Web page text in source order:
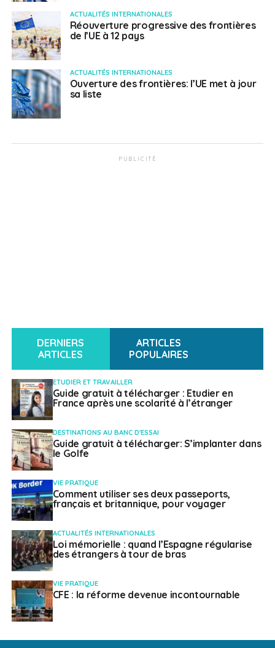
ACTUALITÉS INTERNATIONALES
Réouverture progressive des frontières
de l’UE à 12 pays
ACTUALITÉS INTERNATIONALES
Ouverture des frontières: l’UE met à jour
sa liste
PUBLICITÉ
DERNIERS
ARTICLES
ARTICLES
POPULAIRES
ETUDIER ET TRAVAILLER
Guide gratuit à télécharger : Etudier en
France après une scolarité à l’étranger
DESTINATIONS AU BANC D'ESSAI
Guide gratuit à télécharger: S’implanter dans
le Golfe
VIE PRATIQUE
Comment utiliser ses deux passeports,
français et britannique, pour voyager
ACTUALITÉS INTERNATIONALES
Loi mémorielle : quand l’Espagne régularise
des étrangers à tour de bras
VIE PRATIQUE
CFE : la réforme devenue incontournable